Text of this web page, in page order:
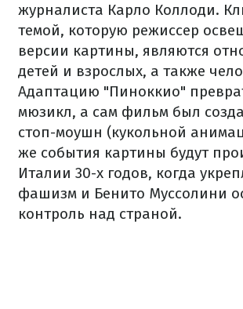
журналиста Карло Коллоди.
темой, которую режиссер
версии картины, являются
детей и взрослых, а также
Адаптацию "Пиноккио"
мюзикл, а сам фильм был
стоп-моушн (кукольной
же события картины будут
Италии 30-х годов, когда
фашизм и Бенито Муссолини
контроль над страной.